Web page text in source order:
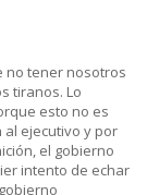
no tener nosotros
tiranos. Lo
esto no es
al ejecutivo y por
el gobierno
intento de echar